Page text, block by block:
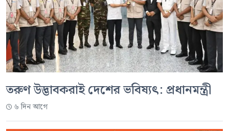
তরুণ উদ্ভাবকরাই দেশের ভবিষ্যৎ: প্রধানমন্ত্রী
৬ দিন আগে